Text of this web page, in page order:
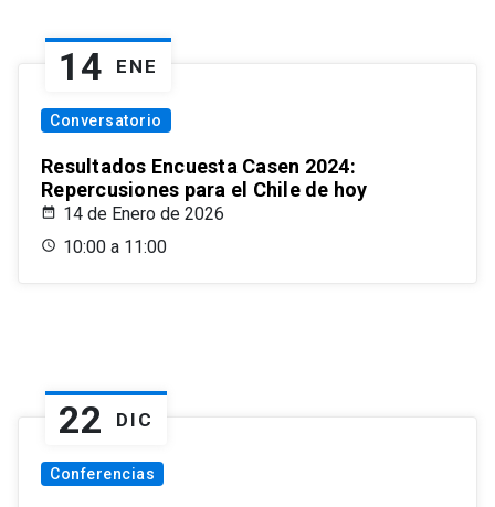
14 ENE
Conversatorio
Resultados Encuesta Casen 2024:
Repercusiones para el Chile de hoy
14 de Enero de 2026
10:00 a 11:00
22 DIC
Conferencias